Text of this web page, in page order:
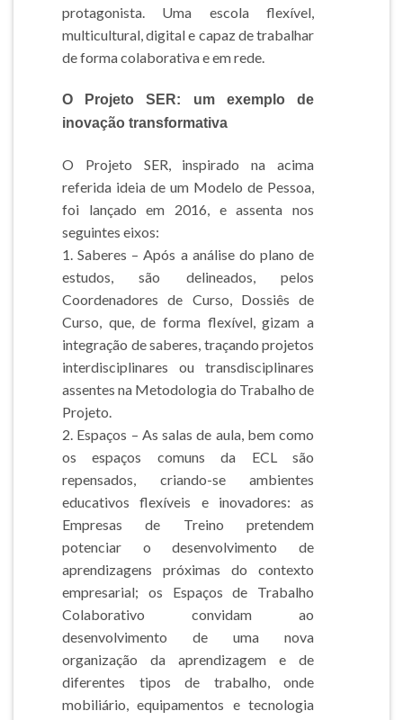
protagonista. Uma escola flexível,
multicultural, digital e capaz de trabalhar
de forma colaborativa e em rede.
O Projeto SER: um exemplo de
inovação transformativa
O Projeto SER, inspirado na acima
referida ideia de um Modelo de Pessoa,
foi lançado em 2016, e assenta nos
seguintes eixos:
1. Saberes – Após a análise do plano de
estudos, são delineados, pelos
Coordenadores de Curso, Dossiês de
Curso, que, de forma flexível, gizam a
integração de saberes, traçando projetos
interdisciplinares ou transdisciplinares
assentes na Metodologia do Trabalho de
Projeto.
2. Espaços – As salas de aula, bem como
os espaços comuns da ECL são
repensados, criando-se ambientes
educativos flexíveis e inovadores: as
Empresas de Treino pretendem
potenciar o desenvolvimento de
aprendizagens próximas do contexto
empresarial; os Espaços de Trabalho
Colaborativo convidam ao
desenvolvimento de uma nova
organização da aprendizagem e de
diferentes tipos de trabalho, onde
mobiliário, equipamentos e tecnologia